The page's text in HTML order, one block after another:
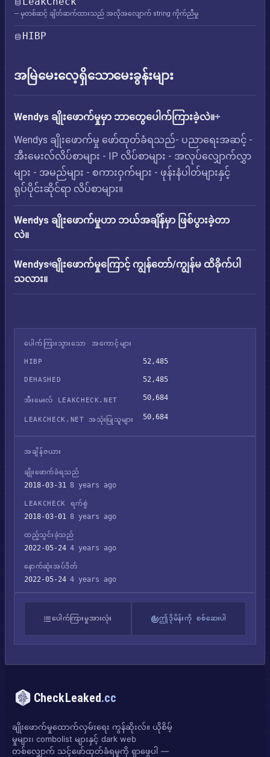
— မှတစ်ဆင့် ချိတ်ဆက်ထားသည် အလိုအလျောက် string ကိုက်ညီမှု
HIBP
အမြဲမေးလေ့ရှိသောမေးခွန်းများ
Wendys ချိုးဖောက်မှုမှာ ဘာတွေပေါက်ကြားခဲ့လဲ။
Wendys ချိုးဖောက်မှု ဖော်ထုတ်ခံရသည်- ပညာရေးအဆင့် -
အီးမေးလ်လိပ်စာများ - IP လိပ်စာများ - အလုပ်လျှောက်လွှာ
များ - အမည်များ - စကားဝှက်များ - ဖုန်းနံပါတ်များနှင့်
ရုပ်ပိုင်းဆိုင်ရာ လိပ်စာများ။
Wendys ချိုးဖောက်မှုဟာ ဘယ်အချိန်မှာ ဖြစ်ပွားခဲ့တာ
လဲ။
Wendys ချိုးဖောက်မှုကြောင့် ကျွန်တော်/ကျွန်မ ထိခိုက်ပါ
သလား။
ပေါက်ကြားသွားသော အကောင့်များ
HIBP 52,485
DEHASHED 52,485
အီးမေးလ် LEAKCHECK.NET 50,684
LEAKCHECK.NET အသုံးပြုသူများ 50,684
အချိန်ဇယား
ချိုးဖောက်ခံရသည်
2018-03-31 8 years ago
LEAKCHECK ရက်စွဲ
2018-03-01 8 years ago
ထည့်သွင်းခဲ့သည်
2022-05-24 4 years ago
နောက်ဆုံးအပ်ဒိတ်
2022-05-24 4 years ago
ပေါက်ကြားမှုအားလုံး ဤဒိုမိန်းကို စစ်ဆေးပါ
CheckLeaked.cc
ချိုးဖောက်မှုထောက်လှမ်းရေး ကွန်ဆိုးလ်။ ယိုစိမ့်
မှုများ၊ combolist များနှင့် dark web
တစ်လျှောက် သင့်ဖော်ထုတ်ခံရမှုကို ရှာဖွေပါ —